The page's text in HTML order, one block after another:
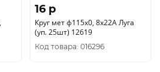
16 p
Круг мет ф115х0, 8х22А Луга
(уп. 25шт) 12619
Код товара: 016296